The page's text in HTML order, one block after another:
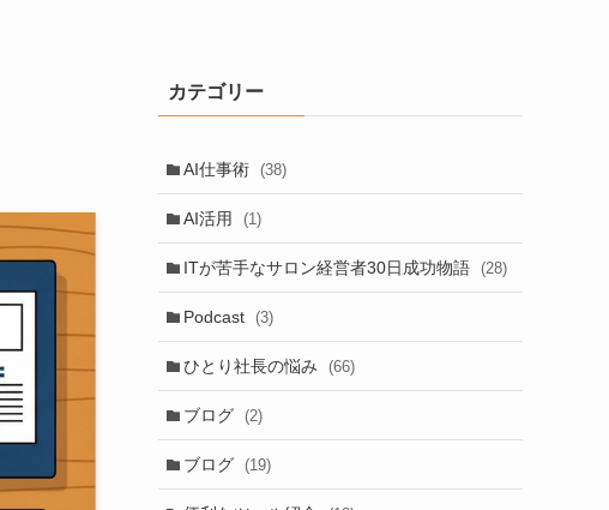
カテゴリー
AI仕事術 (38)
AI活用 (1)
ITが苦手なサロン経営者30日成功物語 (28)
Podcast (3)
ひとり社長の悩み (66)
ブログ (2)
ブログ (19)